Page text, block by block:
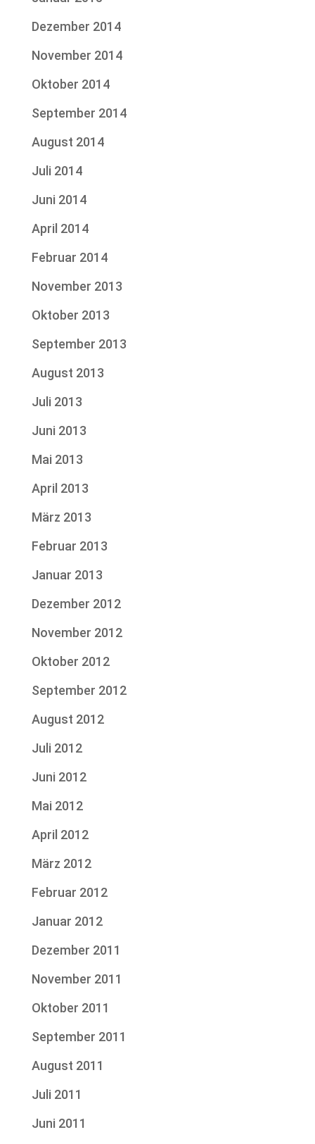
Dezember 2014
November 2014
Oktober 2014
September 2014
August 2014
Juli 2014
Juni 2014
April 2014
Februar 2014
November 2013
Oktober 2013
September 2013
August 2013
Juli 2013
Juni 2013
Mai 2013
April 2013
März 2013
Februar 2013
Januar 2013
Dezember 2012
November 2012
Oktober 2012
September 2012
August 2012
Juli 2012
Juni 2012
Mai 2012
April 2012
März 2012
Februar 2012
Januar 2012
Dezember 2011
November 2011
Oktober 2011
September 2011
August 2011
Juli 2011
Juni 2011